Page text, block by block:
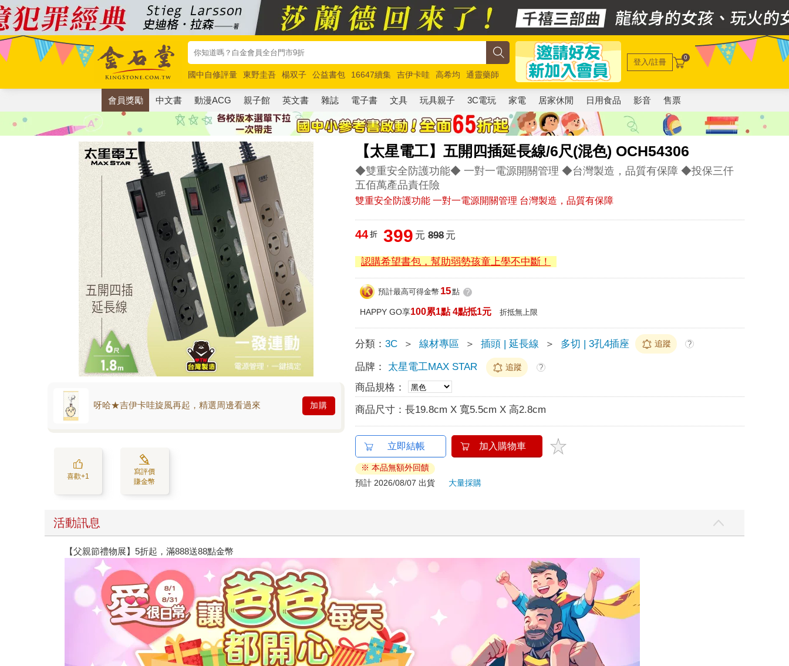
國中自修評量 東野圭吾 楊双子 公益書包 16647續集 吉伊卡哇 高希均
通靈藥師
唯紅花綻放
奧德賽 路邊攤新作 馬斯克 玩具總動員5 超慢跑
登入/註冊 0
會員獎勵 中文書 動漫ACG 親子館 英文書 雜誌 電子書 文具 玩具親子 3C電玩 家電 居家休閒 日用食品 影音 售票
【太星電工】五開四插延長線/6尺(混色) OCH54306
◆雙重安全防護功能◆ 一對一電源開關管理 ◆台灣製造，品質有保障 ◆投保三仟
五佰萬產品責任險
雙重安全防護功能 一對一電源開關管理 台灣製造，品質有保障
呀哈★吉伊卡哇旋風再起，精選周邊看過來 加購
喜歡+1
寫評價
賺金幣
44 折 399 元 898元
認購希望書包，幫助弱勢孩童上學不中斷！
預計最高可得金幣 15點 ?
HAPPY GO享100累1點 4點抵1元 折抵無上限
分類：3C ＞ 線材專區 ＞ 插頭 | 延長線 ＞ 多切 | 3孔4插座 追蹤 ?
品牌： 太星電工MAX STAR 追蹤 ?
商品規格：
商品尺寸：長19.8cm X 寬5.5cm X 高2.8cm
立即結帳 加入購物車
※ 本品無額外回饋
預計 2026/08/07 出貨
大量採購
活動訊息
【父親節禮物展】5折起，滿888送88點金幣